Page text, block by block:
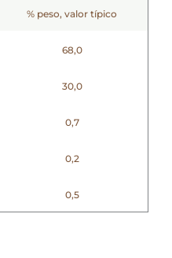
% peso, valor típico
68,0
30,0
0,7
0,2
0,5